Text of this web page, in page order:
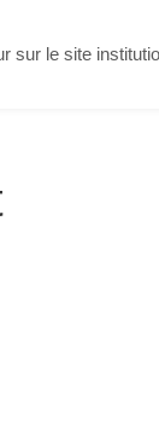
sur le site